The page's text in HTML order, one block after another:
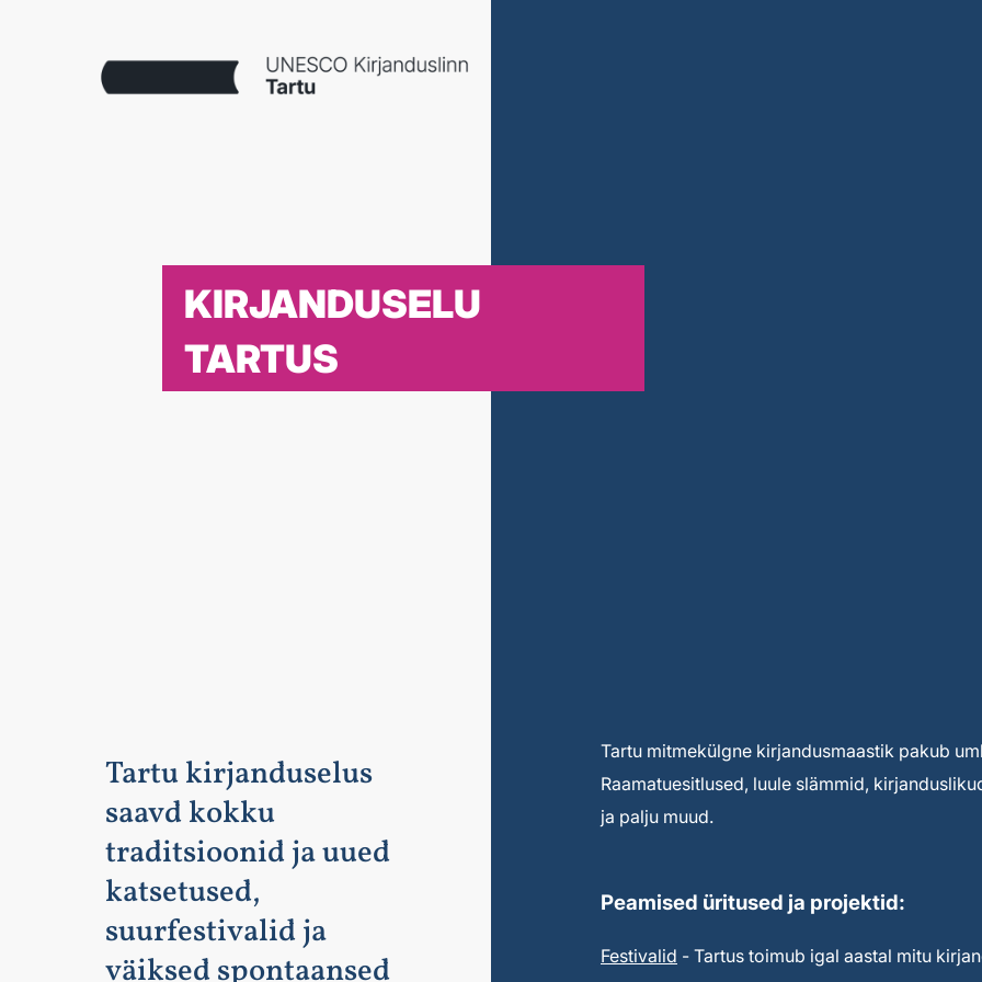
KIRJANDUSELU
TARTUS
Tartu kirjanduselus
saavd kokku
traditsioonid ja uued
katsetused,
suurfestivalid ja
väiksed spontaansed
Tartu mitmekülgne kirjandusmaastik pakub
Raamatuesitlused, luule slämmid,
ja palju muud.
Peamised üritused ja projektid:
Festivalid - Tartus toimub igal aastal mitu